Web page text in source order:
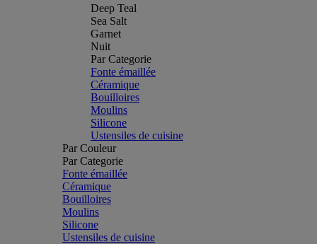
Deep Teal
Sea Salt
Garnet
Nuit
Par Categorie
Fonte émaillée
Céramique
Bouilloires
Moulins
Silicone
Ustensiles de cuisine
Par Couleur
Par Categorie
Fonte émaillée
Céramique
Bouilloires
Moulins
Silicone
Ustensiles de cuisine